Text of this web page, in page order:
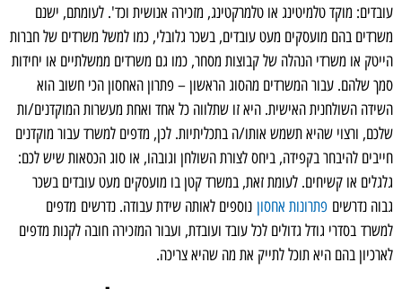
עובדים: מוקד טלמיטינג או טלמרקטינג, מזכירה אנושית וכד'. לעומתם, ישנם
משרדים בהם מועסקים מעט עובדים, בשכר גלובלי, כמו למשל משרדים של חברות
הייטק או משרדי הנהלה של קבוצות מסחר, כמו גם משרדים ממשלתיים או יחידות
סמך שלהם. עבור המשרדים מהסוג הראשון – פתרון האחסון הכי חשוב הוא
השידה השולחנית האישית. היא זו שתלווה כל אחד ואחת מעשרות המוקדנים/ות
שלכם, ורצוי שהיא תשמש אותו/ה בתכליתיות. לכן, מדפים למשרד עבור מוקדנים
חייבים להיבחר בקפידה, ביחס לצורת השולחן וגובהו, או סוג הכסאות שיש לכם:
גלגלים או קשיחים. לעומת זאת, במשרד קטן בו מועסקים מעט עובדים בשכר
גבוה נדרשים פתרונות אחסון נוספים לאותה שידת עבודה. נדרשים מדפים
למשרד בסדרי גודל גדולים לכל עובד ועובדת, ועבור המזכירה חובה לקנות מדפים
לארכיון בהם היא תוכל לתייק את מה שהיא צריכה.